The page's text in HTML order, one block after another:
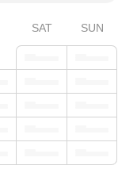
SAT SUN